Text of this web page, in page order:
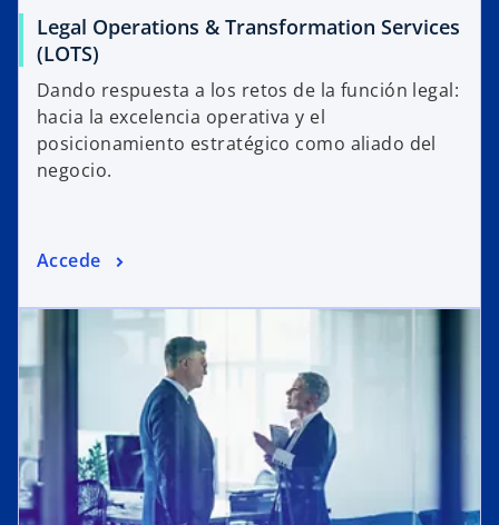
Legal Operations & Transformation Services
(LOTS)
Dando respuesta a los retos de la función legal:
hacia la excelencia operativa y el
posicionamiento estratégico como aliado del
negocio.
Accede